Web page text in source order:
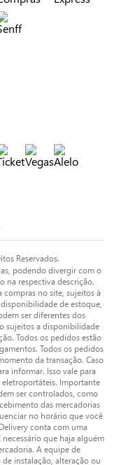
Reservados.
podendo divergir com o
na respectiva descrição.
compras no site, sujeitos à
de estoque,
ser diferentes dos
sujeitos a disponibilidade
Todos os pedidos estão
Todos os pedidos
da transação. Caso
informar. Isso vale para
Importante
ser controlados, como
das mercadorias
no horário que você
conta com uma
que haja alguém
A equipe de
instalação, alteração ou